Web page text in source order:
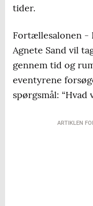
tider.
Fortællesalonen -
Agnete Sand vil
gennem tid og
eventyrene
spørgsmål: “Hvad
ARTIKLEN